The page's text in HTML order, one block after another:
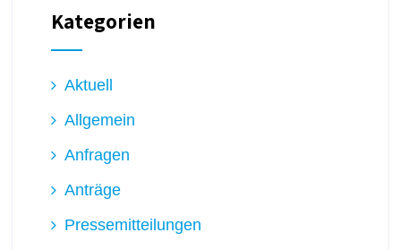
Kategorien
Aktuell
Allgemein
Anfragen
Anträge
Pressemitteilungen